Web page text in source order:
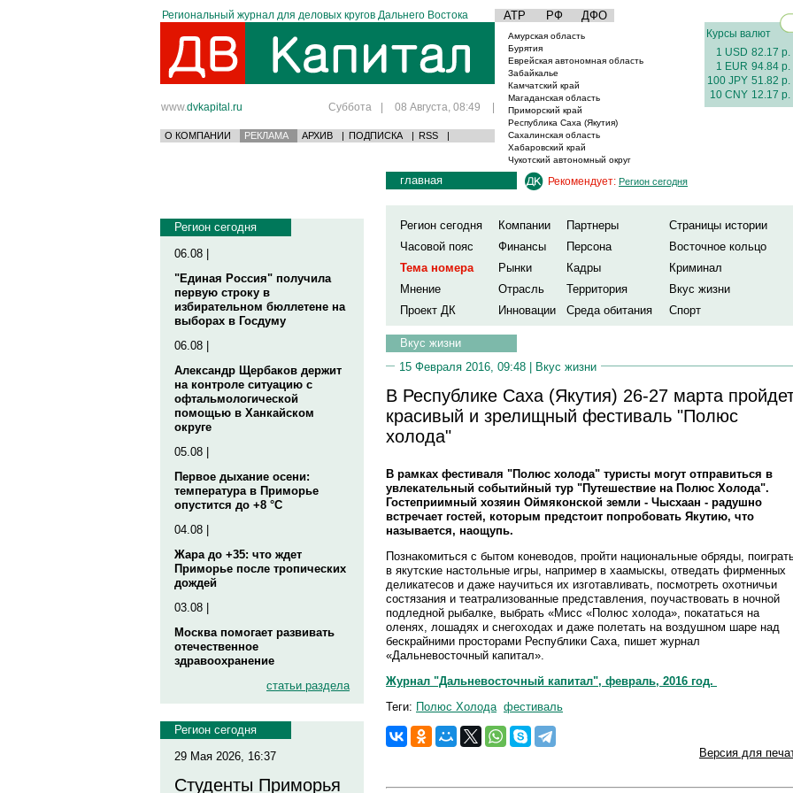
Региональный журнал для деловых кругов Дальнего Востока АТР РФ ДФО
www.dvkapital.ru Суббота | 08 Августа, 08:49 |
О КОМПАНИИ РЕКЛАМА АРХИВ | ПОДПИСКА | RSS |
Амурская область
Бурятия
Еврейская автономная область
Забайкалье
Камчатский край
Магаданская область
Приморский край
Республика Саха (Якутия)
Сахалинская область
Хабаровский край
Чукотский автономный округ
Курсы валют
1 USD 82.17 р.
1 EUR 94.84 р.
100 JPY 51.82 р.
10 CNY 12.17 р.
Регион сегодня
06.08 |
"Единая Россия" получила
первую строку в
избирательном бюллетене на
выборах в Госдуму
06.08 |
Александр Щербаков держит
на контроле ситуацию с
офтальмологической
помощью в Ханкайском
округе
05.08 |
Первое дыхание осени:
температура в Приморье
опустится до +8 °C
04.08 |
Жара до +35: что ждет
Приморье после тропических
дождей
03.08 |
Москва помогает развивать
отечественное
здравоохранение
статьи раздела
Регион сегодня
29 Мая 2026, 16:37
Студенты Приморья
главная Рекомендует: Регион сегодня
Регион сегодня Компании Партнеры
Страницы истории
Часовой пояс
Финансы Персона
Восточное кольцо
Тема номера
Рынки Кадры
Криминал
Мнение
Отрасль Территория
Вкус жизни
Проект ДК
Инновации Среда обитания Спорт
Вкус жизни
15 Февраля 2016, 09:48 | Вкус жизни
В Республике Саха (Якутия) 26-27 марта
красивый и зрелищный фестиваль "Полюс
холода"
В рамках фестиваля "Полюс холода" туристы могут отправиться в
увлекательный событийный тур "Путешествие на Полюс Холода".
Гостеприимный хозяин Оймяконской земли - Чысхаан - радушно
встречает гостей, которым предстоит попробовать Якутию, что
называется, наощупь.
Познакомиться с бытом коневодов, пройти национальные обряды,
в якутские настольные игры, например в хаамыскы, отведать фирменных
деликатесов и даже научиться их изготавливать, посмотреть охотничьи
состязания и театрализованные представления, поучаствовать в ночной
подледной рыбалке, выбрать «Мисс «Полюс холода», покататься на
оленях, лошадях и снегоходах и даже полетать на воздушном шаре над
бескрайними просторами Республики Саха, пишет журнал
«Дальневосточный капитал».
Журнал "Дальневосточный капитал", февраль, 2016 год.
Теги: Полюс Холода фестиваль
Версия для